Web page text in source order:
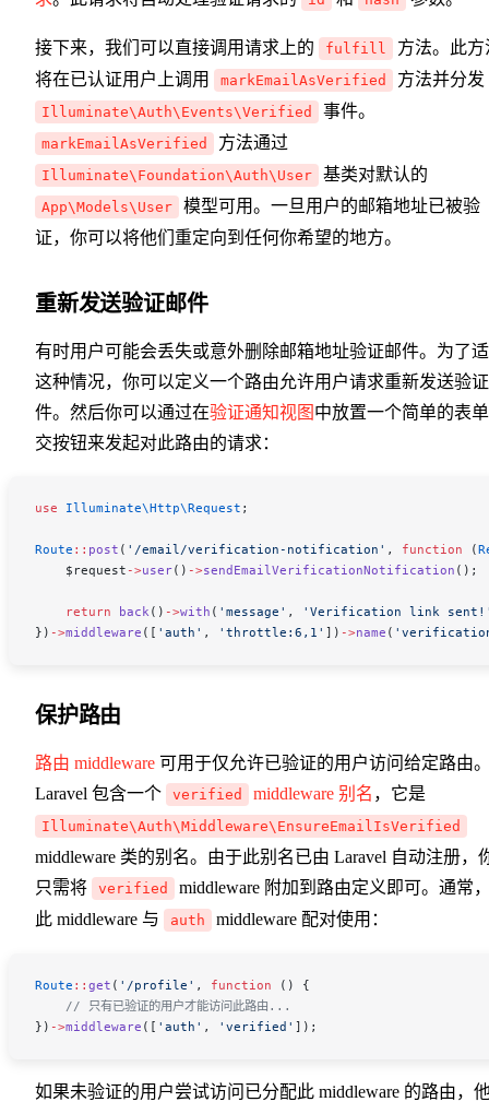
接下来，我们可以直接调用请求上的 fulfill
方法。此方
将在已认证用户上调用
markEmailAsVerified 方法并分发
Illuminate\Auth\Events\Verified 事件。
markEmailAsVerified 方法通过
Illuminate\Foundation\Auth\User 基类对默认的
App\Models\User
模型可用。一旦用户的邮箱地址已被验
证，你可以将他们重定向到任何你希望的地方。
重新发送验证邮件
有时用户可能会丢失或意外删除邮箱地址验证邮件。为了
这种情况，你可以定义一个路由允许用户请求重新发送验
件。然后你可以通过在验证通知视图 中放置一个简单的表
交按钮来发起对此路由的请求：
use Illuminate\Http\Request ;
Route :: post ( '/email/verification-notification' , function (
    $request
->user() ->sendEmailVerificationNotification ();
    return
back () ->with ( 'message' ,
'Verification link
}) ->middleware ([ 'auth' , 'throttle:6,1' ]) ->name (
保护路由
路由 middleware 可用于仅允许已验证的用户访问给定路由
Laravel 包含一个
verified middleware 别名 ，它是
Illuminate\Auth\Middleware\EnsureEmailIsVerified
middleware 类的别名。由于此别名已由 Laravel 自动注册，
只需将
verified
middleware 附加到路由定义即可。通常
此 middleware 与
auth middleware 配对使用：
Route :: get ( '/profile' , function () {
    // 只有已验证的用户才能访问此路由...
}) ->middleware ([ 'auth' , 'verified' ]);
如果未验证的用户尝试访问已分配此 middleware 的路由，